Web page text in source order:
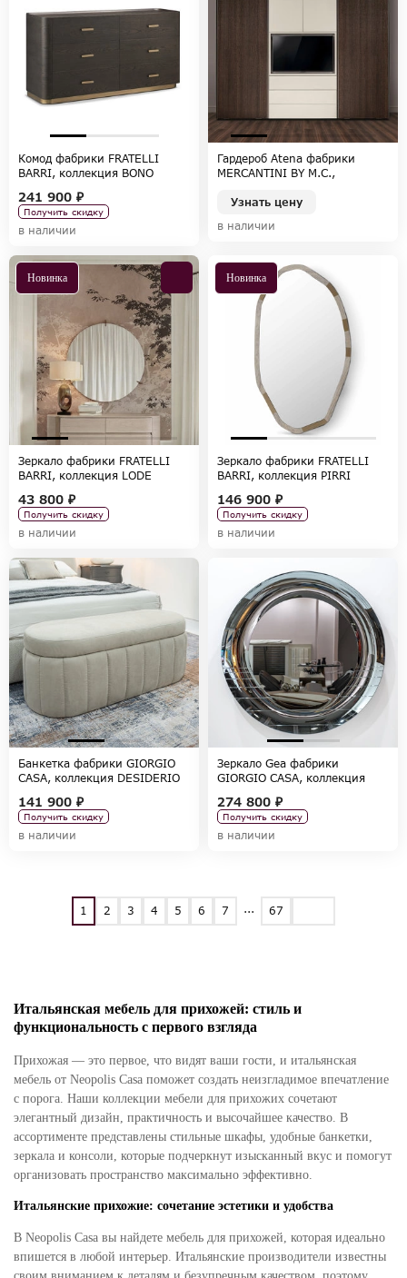
Комод фабрики FRATELLI
BARRI, коллекция BONO
241 900 ₽
Получить скидку
в наличии
Гардероб Atena фабрики
MERCANTINI BY M.C.,
Узнать цену
в наличии
Новинка
Зеркало фабрики FRATELLI
BARRI, коллекция LODE
43 800 ₽
Получить скидку
в наличии
Новинка
Зеркало фабрики FRATELLI
BARRI, коллекция PIRRI
146 900 ₽
Получить скидку
в наличии
Банкетка фабрики GIORGIO
CASA, коллекция DESIDERIO
141 900 ₽
Получить скидку
в наличии
Зеркало Gea фабрики
GIORGIO CASA, коллекция
274 800 ₽
Получить скидку
в наличии
1 2 3 4 5 6 7 ... 67
Итальянская мебель для прихожей: стиль и
функциональность с первого взгляда
Прихожая — это первое, что видят ваши гости, и итальянская
мебель от Neopolis Casa поможет создать неизгладимое впечатление
с порога. Наши коллекции мебели для прихожих сочетают
элегантный дизайн, практичность и высочайшее качество. В
ассортименте представлены стильные шкафы, удобные банкетки,
зеркала и консоли, которые подчеркнут изысканный вкус и помогут
организовать пространство максимально эффективно.
Итальянские прихожие: сочетание эстетики и удобства
В Neopolis Casa вы найдете мебель для прихожей, которая идеально
впишется в любой интерьер. Итальянские производители известны